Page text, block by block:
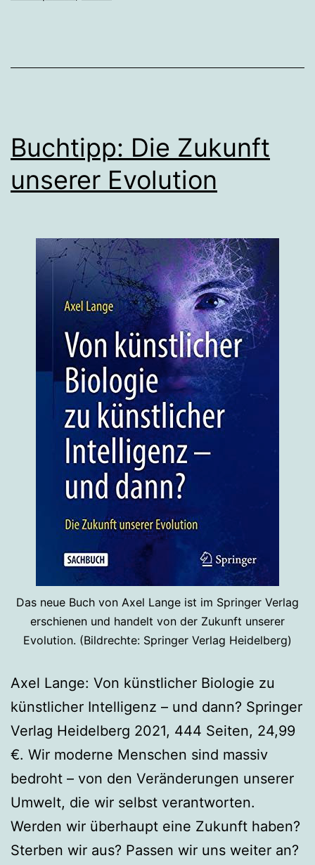
Buchtipp: Die Zukunft
unserer Evolution
Das neue Buch von Axel Lange ist im Springer Verlag
erschienen und handelt von der Zukunft unserer
Evolution. (Bildrechte: Springer Verlag Heidelberg)
Axel Lange: Von künstlicher Biologie zu
künstlicher Intelligenz – und dann? Springer
Verlag Heidelberg 2021, 444 Seiten, 24,99
€. Wir moderne Menschen sind massiv
bedroht – von den Veränderungen unserer
Umwelt, die wir selbst verantworten.
Werden wir überhaupt eine Zukunft haben?
Sterben wir aus? Passen wir uns weiter an?